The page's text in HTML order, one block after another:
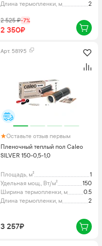
Длина термопленки, м
2
2 525₽-7%
2 350₽
Арт. 58195
Оставьте отзыв первым
Пленочный теплый пол Caleo
SILVER 150-0,5-1,0
Площадь, м²
1
Удельная мощ., Вт/м²
150
Ширина термопленки, м
0.5
Длина термопленки, м
2
3 257₽